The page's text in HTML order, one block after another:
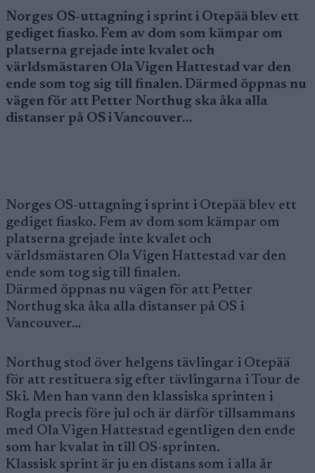
Norges OS-uttagning i sprint i Otepää blev ett
gediget fiasko. Fem av dom som kämpar om
platserna grejade inte kvalet och
världsmästaren Ola Vigen Hattestad var den
ende som tog sig till finalen. Därmed öppnas nu
vägen för att Petter Northug ska åka alla
distanser på OS i Vancouver…
Norges OS-uttagning i sprint i Otepää blev ett
gediget fiasko. Fem av dom som kämpar om
platserna grejade inte kvalet och
världsmästaren Ola Vigen Hattestad var den
ende som tog sig till finalen.
Därmed öppnas nu vägen för att Petter
Northug ska åka alla distanser på OS i
Vancouver…
Northug stod över helgens tävlingar i Otepää
för att restituera sig efter tävlingarna i Tour de
Ski. Men han vann den klassiska sprinten i
Rogla precis före jul och är därför tillsammans
med Ola Vigen Hattestad egentligen den ende
som har kvalat in till OS-sprinten.
Klassisk sprint är ju en distans som i alla år